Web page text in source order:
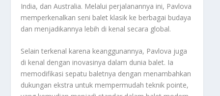
India, dan Australia. Melalui perjalanannya ini, Pavlova
memperkenalkan seni balet klasik ke berbagai budaya
dan menjadikannya lebih di kenal secara global.
Selain terkenal karena keanggunannya, Pavlova juga
di kenal dengan inovasinya dalam dunia balet. Ia
memodifikasi sepatu baletnya dengan menambahkan
dukungan ekstra untuk mempermudah teknik pointe,